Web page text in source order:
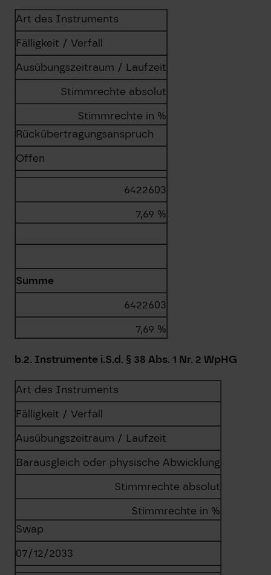
Art des Instruments
Fälligkeit / Verfall
Ausübungszeitraum / Laufzeit
Stimmrechte absolut
Stimmrechte in %
Rückübertragungsanspruch
Offen
6422603
7,69 %
Summe
6422603
7,69 %
b.2. Instrumente i.S.d. § 38 Abs. 1 Nr. 2 WpHG
Art des Instruments
Fälligkeit / Verfall
Ausübungszeitraum / Laufzeit
Barausgleich oder physische Abwicklung
Stimmrechte absolut
Stimmrechte in %
Swap
07/12/2033